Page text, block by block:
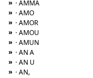
» · AMMA
» · AMO
» · AMOR
» · AMOU
» · AMUN
» · AN A
» · AN U
» · AN,